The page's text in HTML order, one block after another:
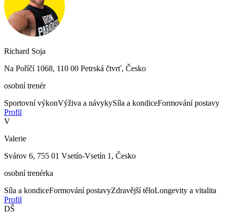
Richard Soja
Na Poříčí 1068, 110 00 Petrská čtvrť, Česko
osobní trenér
Sportovní výkonVýživa a návykySíla a kondiceFormování postavy
Profil
V
Valerie
Svárov 6, 755 01 Vsetín-Vsetín 1, Česko
osobní trenérka
Síla a kondiceFormování postavyZdravější těloLongevity a vitalita
Profil
DŠ